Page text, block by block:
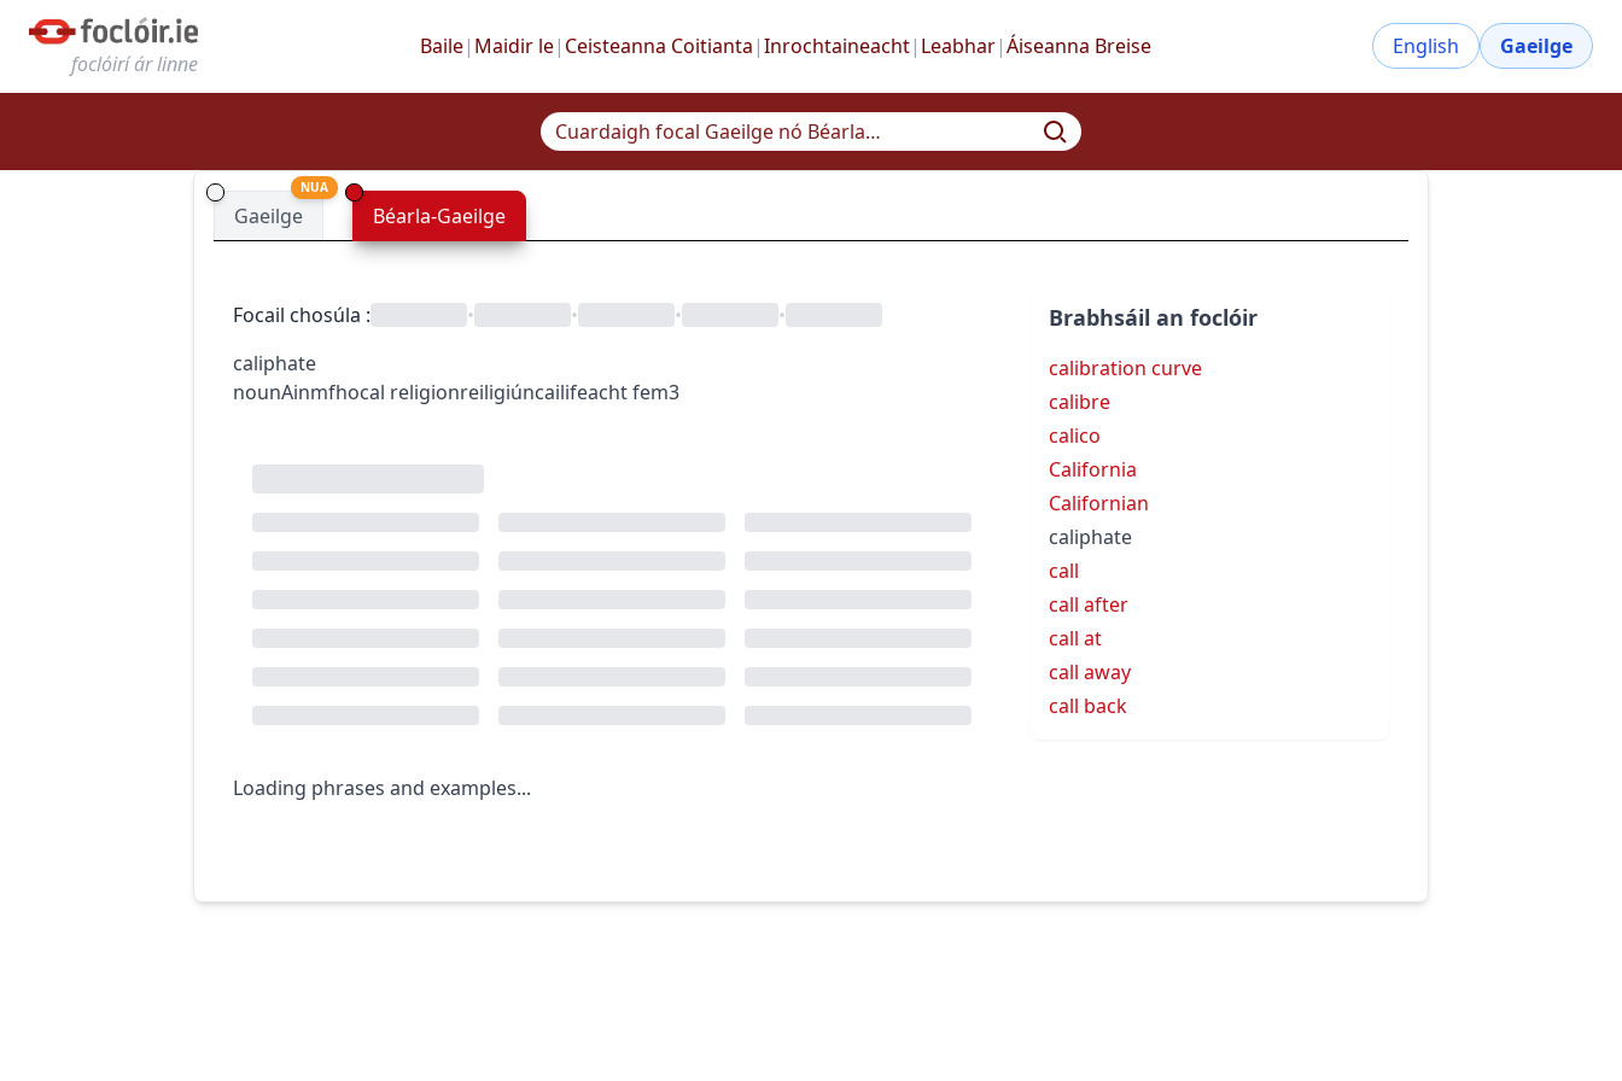
foclóirí ár linne
Baile| Maidir le| Ceisteanna Coitianta |Inrochtaineacht| Leabhar|Áiseanna Breise English Gaeilge
Gaeilge
NUA
Béarla-Gaeilge
Focail chosúla : • • •
•
caliphate
nounAinmfhocal religionreiligiúncailifeachtfem3
Loading phrases and examples...
Brabhsáil an foclóir
calibration curve
calibre
calico
California
Californian
caliphate
call
call after
call at
call away
call back